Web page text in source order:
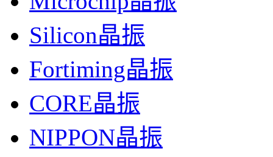
Silicon晶振
Fortiming晶振
CORE晶振
NIPPON晶振